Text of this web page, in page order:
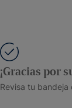
¡Gracias por
Revisa tu